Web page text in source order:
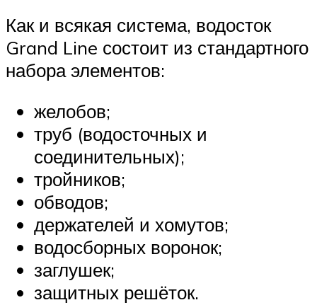
Как и всякая система, водосток
Grand Line состоит из стандартного
набора элементов:
желобов;
труб (водосточных и
соединительных);
тройников;
обводов;
держателей и хомутов;
водосборных воронок;
заглушек;
защитных решёток.